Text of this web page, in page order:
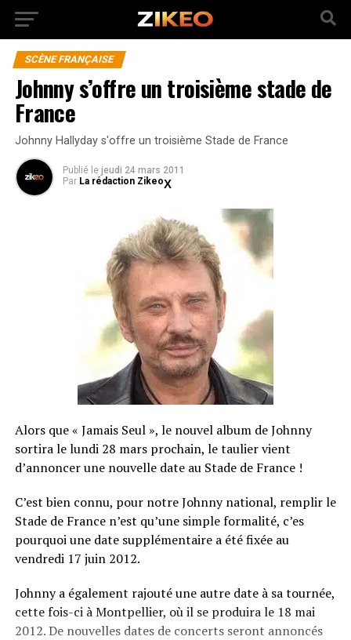
SCÈNE FRANÇAISE
Johnny s’offre un troisième stade de
France
Johnny Hallyday s'offre un troisième Stade de France
Publié le jeudi 24 mars 2011
Par La rédaction Zikeo
Alors que « Jamais Seul », le nouvel album de Johnny
sortira le lundi 28 mars prochain, le taulier vient
d’annoncer une nouvelle date au Stade de France !
C’est bien connu, pour notre Johnny national, remplir le
Stade de France n’est qu’une simple formalité, c’es
pourquoi une date supplémentaire a été fixée au
vendredi 17 juin 2012.
Johnny a également rajouté une autre date à sa tournée,
cette fois-ci à Montpellier, où il se produira le 18 mai
2012. De nouvelles dates de concerts seront annoncés